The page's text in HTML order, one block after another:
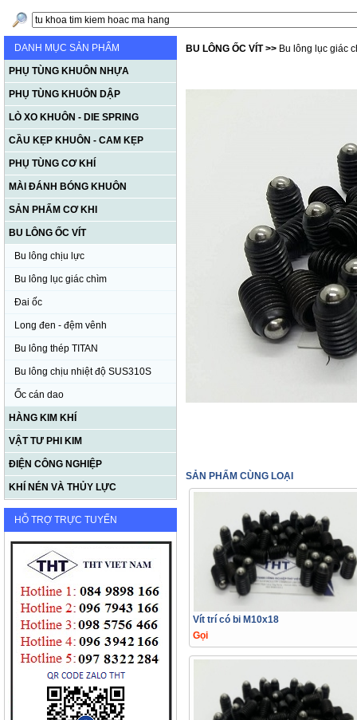
DANH MỤC SẢN PHẨM
PHỤ TÙNG KHUÔN NHỰA
PHỤ TÙNG KHUÔN DẬP
LÒ XO KHUÔN - DIE SPRING
CẦU KẸP KHUÔN - CAM KẸP
PHỤ TÙNG CƠ KHÍ
MÀI ĐÁNH BÓNG KHUÔN
SẢN PHẨM CƠ KHI
BU LÔNG ỐC VÍT
Bu lông chịu lực
Bu lông lục giác chìm
Đai ốc
Long đen - đệm vênh
Bu lông thép TITAN
Bu lông chịu nhiệt độ SUS310S
Ốc cán dao
HÀNG KIM KHÍ
VẬT TƯ PHI KIM
ĐIỆN CÔNG NGHIỆP
KHÍ NÉN VÀ THỦY LỰC
HỖ TRỢ TRỰC TUYẾN
BU LÔNG ỐC VÍT >> Bu lông lục giác
SẢN PHẨM CÙNG LOẠI
Vít trí có bi M10x18
Gọi